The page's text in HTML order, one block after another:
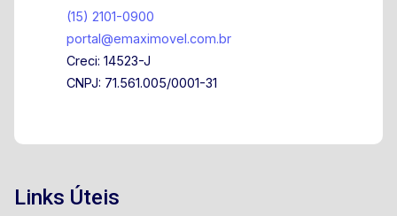
(15) 2101-0900
portal@emaximovel.com.br
Creci: 14523-J
CNPJ: 71.561.005/0001-31
Links Úteis